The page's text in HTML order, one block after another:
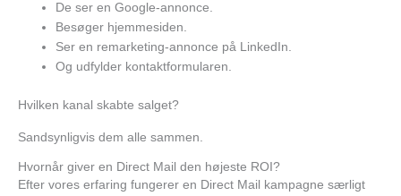
De ser en Google-annonce.
Besøger hjemmesiden.
Ser en remarketing-annonce på LinkedIn.
Og udfylder kontaktformularen.
Hvilken kanal skabte salget?
Sandsynligvis dem alle sammen.
Hvornår giver en Direct Mail den højeste ROI?
Efter vores erfaring fungerer en Direct Mail kampagne særligt